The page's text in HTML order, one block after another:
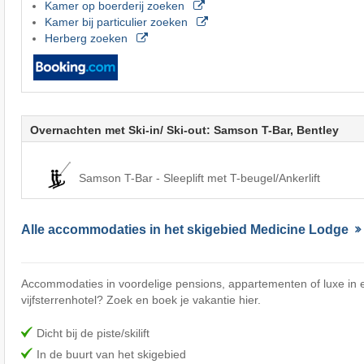
Kamer op boerderij zoeken
Kamer bij particulier zoeken
Herberg zoeken
Overnachten met Ski-in/ Ski-out: Samson T-Bar, Bentley
Samson T-Bar - Sleeplift met T-beugel/Ankerlift
Alle accommodaties in het skigebied Medicine Lodge
Accommodaties in voordelige pensions, appartementen of luxe in
vijfsterrenhotel? Zoek en boek je vakantie hier.
Dicht bij de piste/skilift
In de buurt van het skigebied